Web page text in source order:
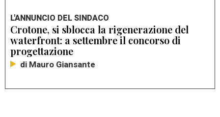
L'ANNUNCIO DEL SINDACO
Crotone, si sblocca la rigenerazione del
waterfront: a settembre il concorso di
progettazione
di Mauro Giansante